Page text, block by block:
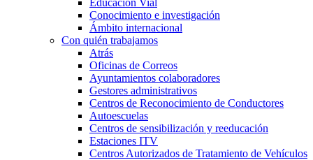
Educación Vial
Conocimiento e investigación
Ámbito internacional
Con quién trabajamos
Atrás
Oficinas de Correos
Ayuntamientos colaboradores
Gestores administrativos
Centros de Reconocimiento de Conductores
Autoescuelas
Centros de sensibilización y reeducación
Estaciones ITV
Centros Autorizados de Tratamiento de Vehículos